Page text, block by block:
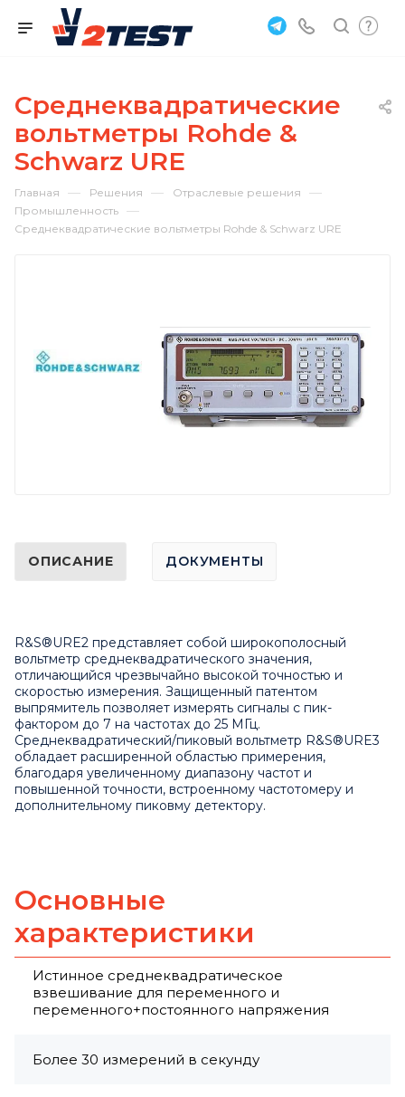
Среднеквадратические
вольтметры Rohde &
Schwarz URE
Главная — Решения — Отраслевые решения —
Промышленность —
Среднеквадратические вольтметры Rohde & Schwarz URE
ОПИСАНИЕ ДОКУМЕНТЫ
R&S®URE2 представляет собой широкополосный
вольтметр среднеквадратического значения,
отличающийся чрезвычайно высокой точностью и
скоростью измерения. Защищенный патентом
выпрямитель позволяет измерять сигналы с пик-
фактором до 7 на частотах до 25 МГц.
Среднеквадратический/пиковый вольтметр R&S®URE3
обладает расширенной областью примерения,
благодаря увеличенному диапазону частот и
повышенной точности, встроенному частотомеру и
дополнительному пиковму детектору.
Основные
характеристики
Истинное среднеквадратическое
взвешивание для переменного и
переменного+постоянного напряжения
Более 30 измерений в секунду